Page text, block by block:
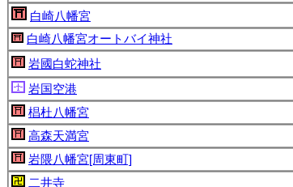
白崎八幡宮
白崎八幡宮オートバイ神社
岩國白蛇神社
岩国空港
椙杜八幡宮
高森天満宮
岩隈八幡宮[周東町]
二井寺